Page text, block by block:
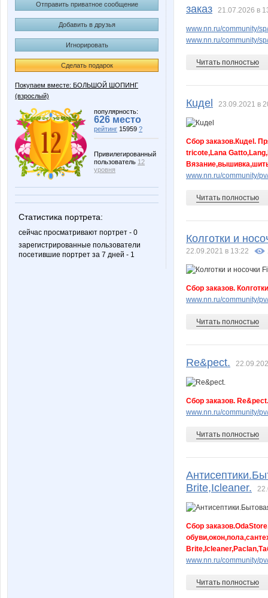
Отправить приватное сообщение
Добавить в друзья
Игнорировать
Сделать подарок
Покупаем вместе: БОЛЬШОЙ ШОПИНГ
(взрослый)
популярность:
626 место
рейтинг 15959 ?
Привилегированный
пользователь 12
уровня
Статистика портрета:
сейчас просматривают портрет - 0
зарегистрированные пользователи
посетившие портрет за 7 дней - 1
GummyBear Gunita
Katerinka-kartinka Kissma
NataliVladi Noskoff
Suliko
Uka1773
anenok angel68
заказ 21.07.2026 в
www.nn.ru/community/
www.nn.ru/community/
Читать полностью
Кuдel 23.09.2021 в
Сбор заказов.Кuдel.
tricote,Lana
www.nn.ru/community/
Читать полностью
Колготки и
22.09.2021 в 13:22
Сбор заказов.
www.nn.ru/community/
Читать полностью
Re&pect.
Сбор заказов.
www.nn.ru/community/
Читать полностью
Brite,Icleaner.
Сбор
www.nn.ru/community/
Читать полностью